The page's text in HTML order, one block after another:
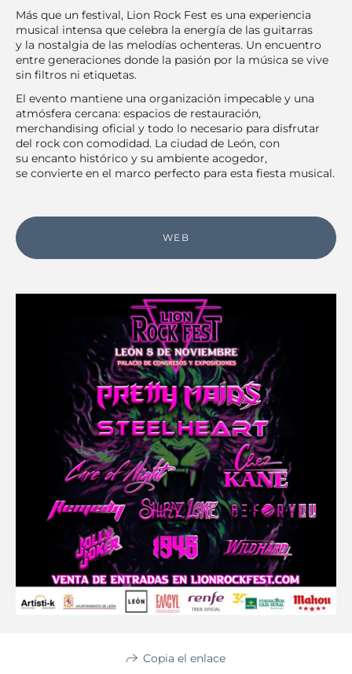
Más que un festival, Lion Rock Fest es una experiencia
musical intensa que celebra la energía de las guitarras
y la nostalgia de las melodías ochenteras. Un encuentro
entre generaciones donde la pasión por la música se vive
sin filtros ni etiquetas.
El evento mantiene una organización impecable y una
atmósfera cercana: espacios de restauración,
merchandising oficial y todo lo necesario para disfrutar
del rock con comodidad. La ciudad de León, con
su encanto histórico y su ambiente acogedor,
se convierte en el marco perfecto para esta fiesta musical.
WEB
Copia el enlace